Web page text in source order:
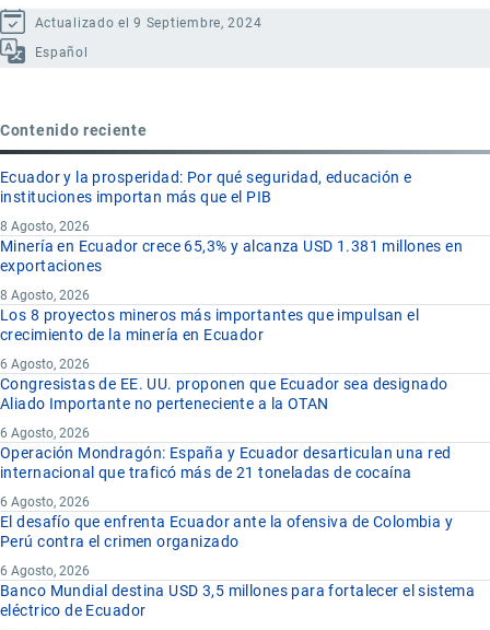
Actualizado el 9 Septiembre, 2024
Español
Contenido reciente
Ecuador y la prosperidad: Por qué seguridad, educación e
instituciones importan más que el PIB
8 Agosto, 2026
Minería en Ecuador crece 65,3% y alcanza USD 1.381 millones en
exportaciones
8 Agosto, 2026
Los 8 proyectos mineros más importantes que impulsan el
crecimiento de la minería en Ecuador
6 Agosto, 2026
Congresistas de EE. UU. proponen que Ecuador sea designado
Aliado Importante no perteneciente a la OTAN
6 Agosto, 2026
Operación Mondragón: España y Ecuador desarticulan una red
internacional que traficó más de 21 toneladas de cocaína
6 Agosto, 2026
El desafío que enfrenta Ecuador ante la ofensiva de Colombia y
Perú contra el crimen organizado
6 Agosto, 2026
Banco Mundial destina USD 3,5 millones para fortalecer el sistema
eléctrico de Ecuador